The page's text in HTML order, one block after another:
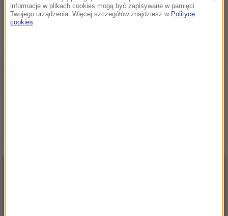
Darwin miał rację. Po 150
latach udowodniła to ta
informacje w plikach cookies mogą być zapisywane w pamięci
Twojego urządzenia. Więcej szczegółów znajdziesz w Polityce
cookies.